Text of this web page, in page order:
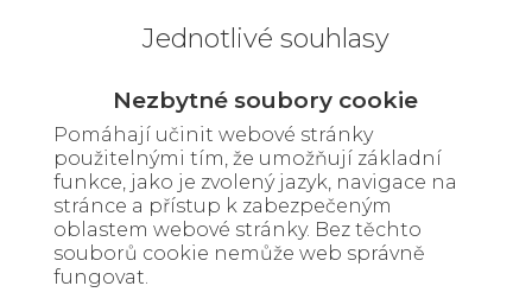
Jednotlivé souhlasy
Nezbytné soubory cookie
Pomáhají učinit webové stránky
použitelnými tím, že umožňují základní
funkce, jako je zvolený jazyk, navigace na
stránce a přístup k zabezpečeným
oblastem webové stránky. Bez těchto
souborů cookie nemůže web správně
fungovat.